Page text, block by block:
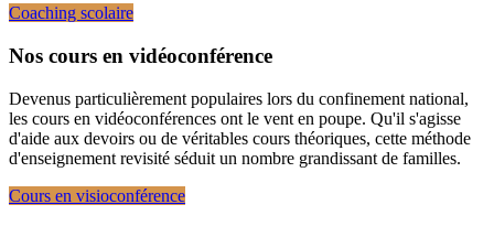
Coaching scolaire
Nos cours en vidéoconférence
Devenus particulièrement populaires lors du confinement national,
les cours en vidéoconférences ont le vent en poupe. Qu'il s'agisse
d'aide aux devoirs ou de véritables cours théoriques, cette méthode
d'enseignement revisité séduit un nombre grandissant de familles.
Cours en visioconférence